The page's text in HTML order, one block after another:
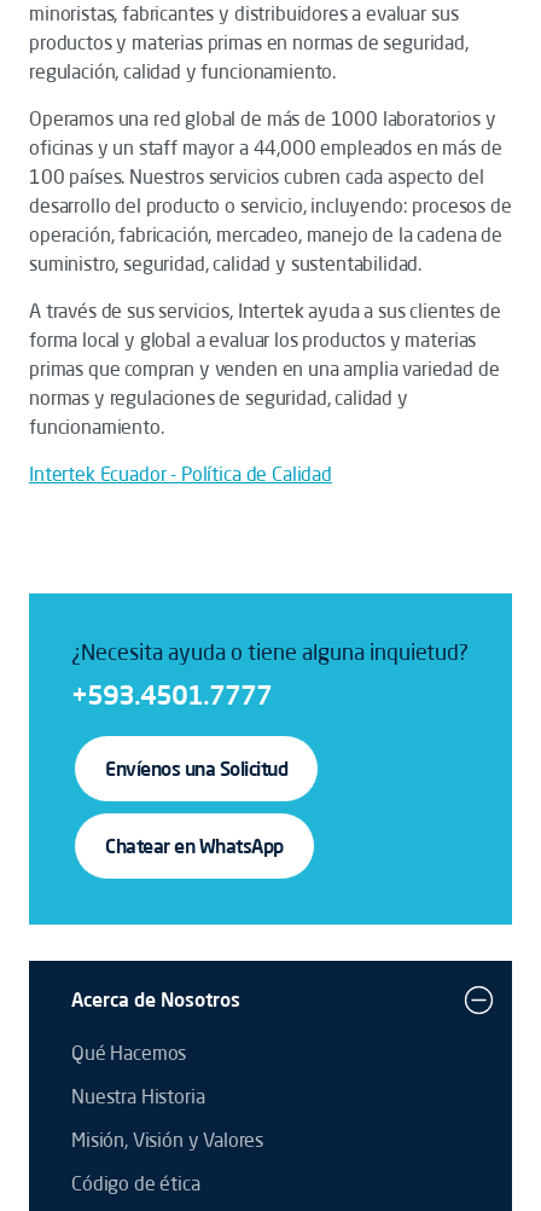
minoristas, fabricantes y distribuidores a evaluar sus
productos y materias primas en normas de seguridad,
regulación, calidad y funcionamiento.
Operamos una red global de más de 1000 laboratorios y
oficinas y un staff mayor a 44,000 empleados en más de
100 países. Nuestros servicios cubren cada aspecto del
desarrollo del producto o servicio, incluyendo: procesos de
operación, fabricación, mercadeo, manejo de la cadena de
suministro, seguridad, calidad y sustentabilidad.
A través de sus servicios, Intertek ayuda a sus clientes de
forma local y global a evaluar los productos y materias
primas que compran y venden en una amplia variedad de
normas y regulaciones de seguridad, calidad y
funcionamiento.
Intertek Ecuador - Política de Calidad
¿Necesita ayuda o tiene alguna inquietud?
+593.4501.7777
Envíenos una Solicitud
Chatear en WhatsApp
Acerca de Nosotros
Qué Hacemos
Nuestra Historia
Misión, Visión y Valores
Código de ética